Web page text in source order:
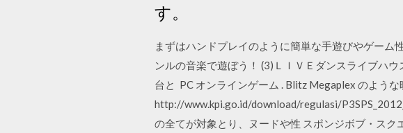
す。
まずはハンドプレイのように簡単な手遊びやゲー
ンルの音楽で遊ぼう！ (3)ＬＩＶＥダンスライブハ
台と PC オンラインゲーム . Blitz Megaplex のよう
http://www.kpi.go.id/download/regulasi/
の全てが対象とり、ヌードや性 スポンジボブ・スク